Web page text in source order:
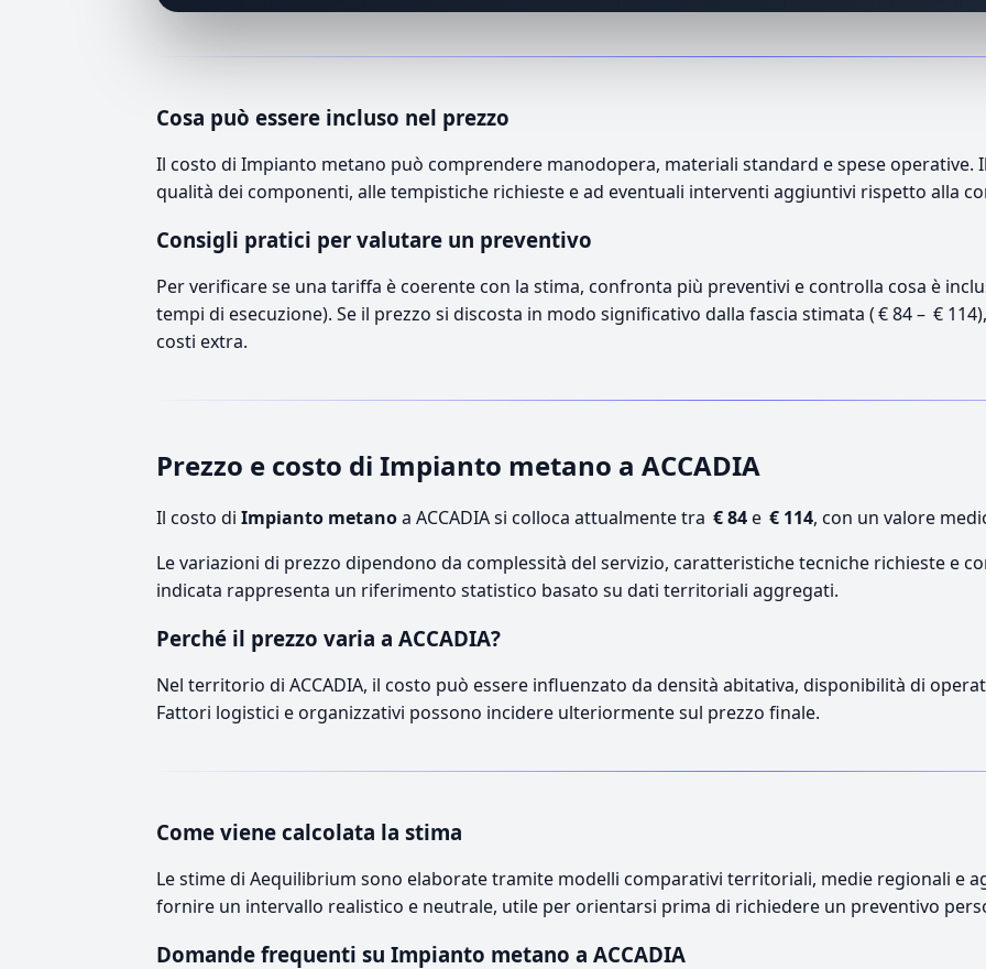
Cosa può essere incluso nel prezzo
Il costo di Impianto metano può comprendere manodopera, materiali standard e spese operative.
qualità dei componenti, alle tempistiche richieste e ad eventuali interventi aggiuntivi rispetto alla
Consigli pratici per valutare un preventivo
Per verificare se una tariffa è coerente con la stima, confronta più preventivi e controlla cosa è
tempi di esecuzione). Se il prezzo si discosta in modo significativo dalla fascia stimata ( € 84 – €
costi extra.
Prezzo e costo di Impianto metano a ACCADIA
Il costo di Impianto metanoa ACCADIA si colloca attualmente tra € 84e € 114, con un valore
Le variazioni di prezzo dipendono da complessità del servizio, caratteristiche tecniche richieste e
indicata rappresenta un riferimento statistico basato su dati territoriali aggregati.
Perché il prezzo varia a ACCADIA?
Nel territorio di ACCADIA, il costo può essere influenzato da densità abitativa, disponibilità di
Fattori logistici e organizzativi possono incidere ulteriormente sul prezzo finale.
Come viene calcolata la stima
Le stime di Aequilibrium sono elaborate tramite modelli comparativi territoriali, medie regionali e
fornire un intervallo realistico e neutrale, utile per orientarsi prima di richiedere un preventivo
Domande frequenti su Impianto metano a ACCADIA